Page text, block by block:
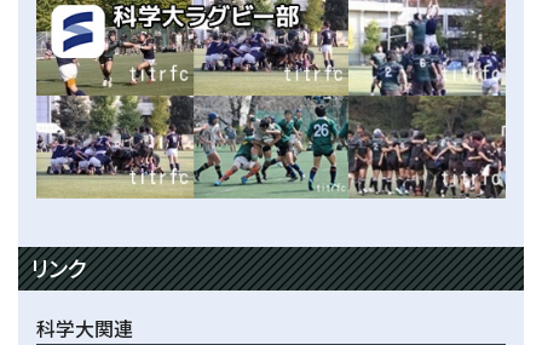
リンク
科学大関連